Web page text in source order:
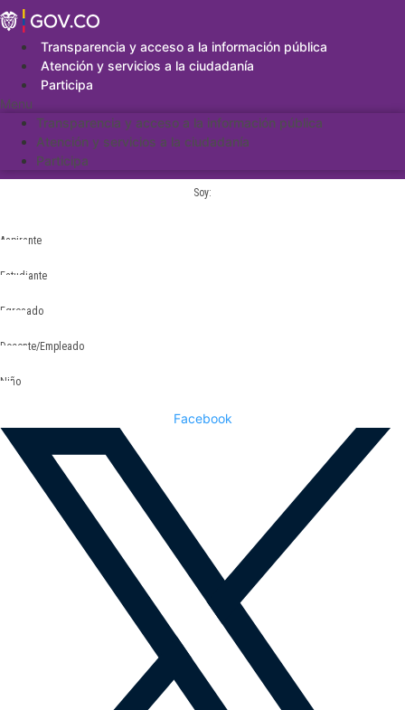
Saltar
al
contenidoTransparencia y acceso a la información pública
Atención y servicios a la ciudadanía
Participa
Menu
Transparencia y acceso a la información pública
Atención y servicios a la ciudadanía
Participa
Soy:
Aspirante
Estudiante
Egresado
Docente/Empleado
Niño
Facebook